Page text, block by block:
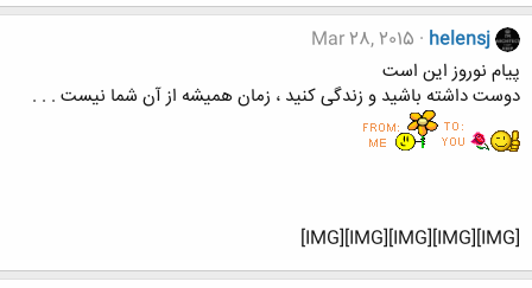
helensj
Mar 28, 2015
پیام نوروز این است
دوست داشته باشید و زندگی کنید ، زمان همیشه از آن شما نیست . . .
[IMG][IMG][IMG][IMG][IMG]